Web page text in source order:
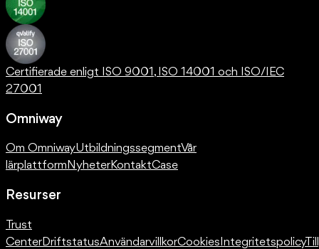
Certifierade enligt ISO 9001, ISO 14001 och ISO/IEC
27001
Omniway
Om OmniwayUtbildningssegmentVår
lärplattform NyheterKontaktCase
Resurser
Trust
CenterDriftstatusAnvändarvillkorCookies Integritetspolicy